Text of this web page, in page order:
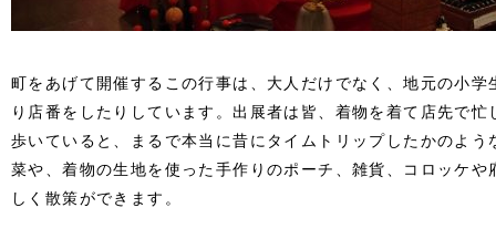
町をあげて開催するこの行事は、大人だけでなく、地元の小
り店番をしたりしています。出展者は皆、着物を着て店先で
歩いていると、まるで本当に昔にタイムトリップしたかのよ
菜や、着物の生地を使った手作りのポーチ、雑貨、コロッケ
しく散策ができます。